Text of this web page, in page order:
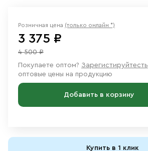
Розничная цена (только онлайн *)
3 375 ₽
4 500 ₽
Покупаете оптом? Зарегистируйтесть
оптовые цены на продукцию
Добавить в корзину
Купить в 1 клик